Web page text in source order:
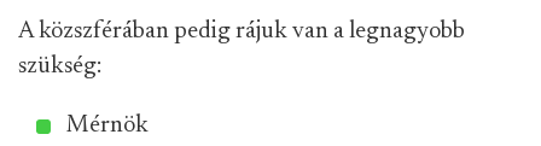
A közszférában pedig rájuk van a legnagyobb
szükség:
Mérnök